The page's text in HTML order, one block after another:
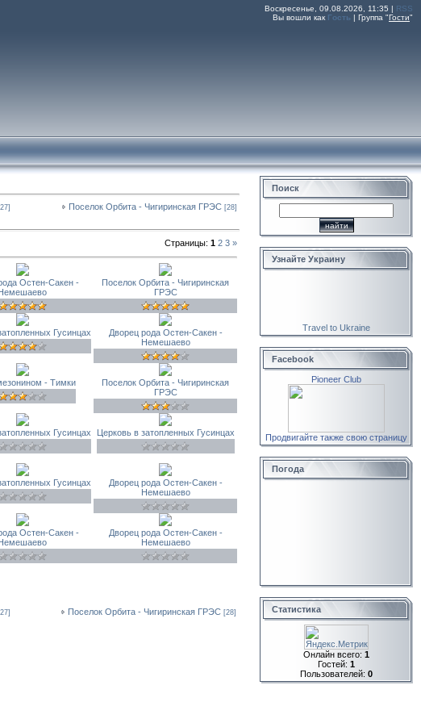
Воскресенье, 09.08.2026, 11:35 | RSS
Вы вошли как Гость | Группа "Гости"
Поселок Орбита - Чигиринская ГРЭС [28]
Страницы: 1 2 3 »
Остен-Сакен -
Поселок Орбита - Чигиринская
ГРЭС
Гусинцах
Дворец рода Остен-Сакен -
Немешаево
- Тимки
Поселок Орбита - Чигиринская
ГРЭС
Гусинцах Церковь в затопленных Гусинцах
Гусинцах
Дворец рода Остен-Сакен -
Немешаево
Остен-Сакен -
Дворец рода Остен-Сакен -
Немешаево
Поселок Орбита - Чигиринская ГРЭС [28]
Поиск
Узнайте Украину
Travel to Ukraine
Facebook
Pioneer Club
Продвигайте также свою страницу
Погода
Статистика
Онлайн всего: 1
Гостей: 1
Пользователей: 0